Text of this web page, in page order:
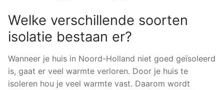
Welke verschillende soorten
isolatie bestaan er?
Wanneer je huis in Noord-Holland niet goed geïsoleerd
is, gaat er veel warmte verloren. Door je huis te
isoleren hou je veel warmte vast. Daarom wordt